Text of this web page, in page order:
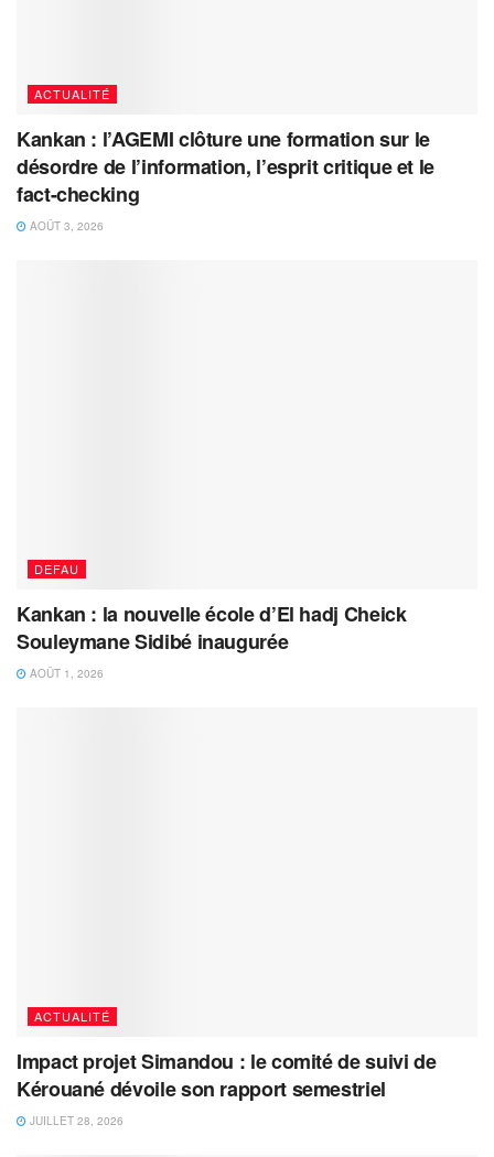
ACTUALITÉ
Kankan : l’AGEMI clôture une formation sur le
désordre de l’information, l’esprit critique et le
fact-checking
AOÛT 3, 2026
DEFAU
Kankan : la nouvelle école d’El hadj Cheick
Souleymane Sidibé inaugurée
AOÛT 1, 2026
ACTUALITÉ
Impact projet Simandou : le comité de suivi de
Kérouané dévoile son rapport semestriel
JUILLET 28, 2026